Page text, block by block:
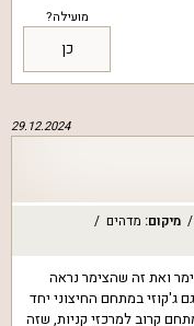
מועילה?
כן
29.12.2024
מיקום: מדהים
ואת זה שהצימר נראה
ג'קוזי במתחם החיצוני יחד
קרוב למרכזי קניות, שזה